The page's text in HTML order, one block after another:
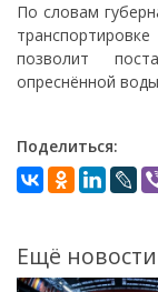
По словам
позволит
опреснённой
Поделиться:
Ещё новости